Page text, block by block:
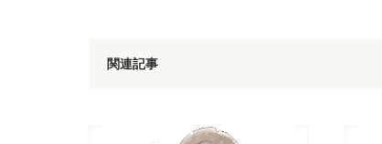
関連記事